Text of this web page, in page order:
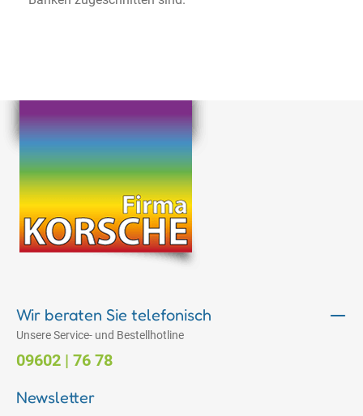
Wir beraten Sie telefonisch
Unsere Service- und Bestellhotline
09602 | 76 78
Newsletter